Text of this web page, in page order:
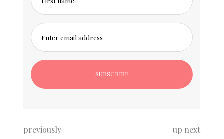
Enter email address
previously
up next